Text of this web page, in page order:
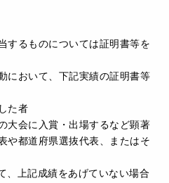
するものについては証明書等を
において、下記実績の証明書等
た者
大会に入賞・出場するなど顕著
や都道府県選抜代表、またはそ
、上記成績をあげていない場合